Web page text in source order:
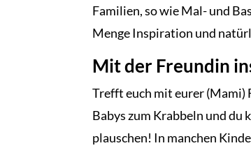
Familien, so wie Mal- und
Menge Inspiration und
Mit der Freundin
Trefft euch mit eurer (Mami)
Babys zum Krabbeln und du
plauschen! In manchen